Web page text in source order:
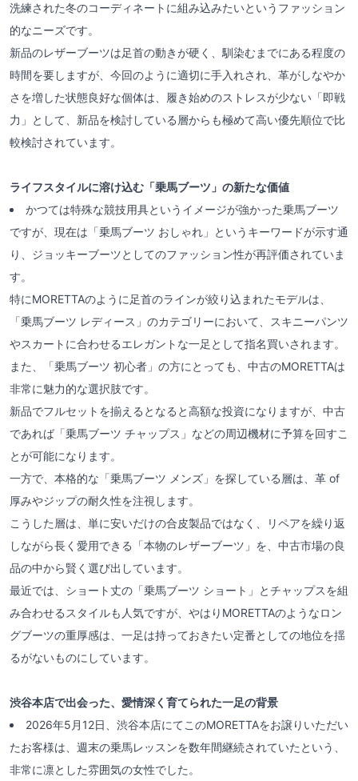
洗練された冬のコーディネートに組み込みたいというファッション
的なニーズです。
新品のレザーブーツは足首の動きが硬く、馴染むまでにある程度の
時間を要しますが、今回のように適切に手入れされ、革がしなやか
さを増した状態良好な個体は、履き始めのストレスが少ない「即戦
力」として、新品を検討している層からも極めて高い優先順位で比
較検討されています。
ライフスタイルに溶け込む「乗馬ブーツ」の新たな価値
かつては特殊な競技用具というイメージが強かった乗馬ブーツ
ですが、現在は「乗馬ブーツ おしゃれ」というキーワードが示す通
り、ジョッキーブーツとしてのファッション性が再評価されていま
す。
特にMORETTAのように足首のラインが絞り込まれたモデルは、
「乗馬ブーツ レディース」のカテゴリーにおいて、スキニーパンツ
やスカートに合わせるエレガントな一足として指名買いされます。
また、「乗馬ブーツ 初心者」の方にとっても、中古のMORETTAは
非常に魅力的な選択肢です。
新品でフルセットを揃えるとなると高額な投資になりますが、中古
であれば「乗馬ブーツ チャップス」などの周辺機材に予算を回すこ
とが可能になります。
一方で、本格的な「乗馬ブーツ メンズ」を探している層は、革 of
厚みやジップの耐久性を注視します。
こうした層は、単に安いだけの合皮製品ではなく、リペアを繰り返
しながら長く愛用できる「本物のレザーブーツ」を、中古市場の良
品の中から賢く選び出しています。
最近では、ショート丈の「乗馬ブーツ ショート」とチャップスを組
み合わせるスタイルも人気ですが、やはりMORETTAのようなロン
グブーツの重厚感は、一足は持っておきたい定番としての地位を揺
るがないものにしています。
渋谷本店で出会った、愛情深く育てられた一足の背景
2026年5月12日、渋谷本店にてこのMORETTAをお譲りいただい
たお客様は、週末の乗馬レッスンを数年間継続されていたという、
非常に凛とした雰囲気の女性でした。